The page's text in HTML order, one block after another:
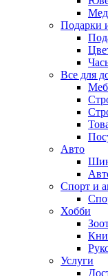
Подарки
Все для
Авто
Спорт и
Хобби
Услуги